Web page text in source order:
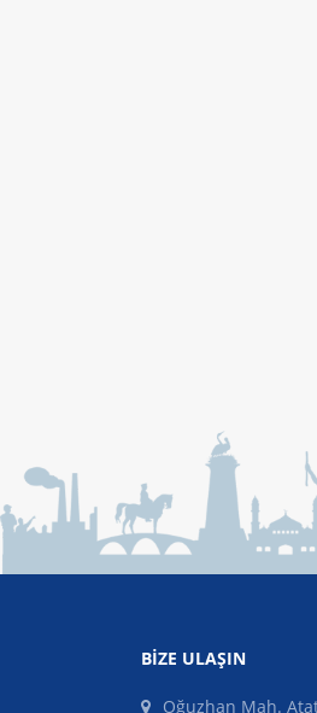
BIZE ULAŞIN
Oğuzhan Mah.